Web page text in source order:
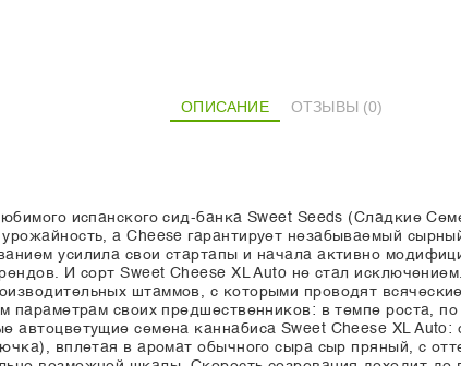
ОПИСАНИЕ ОТЗЫВЫ (0)
испанского сид-банка Sweet Seeds (Сладкие
а Cheese гарантирует незабываемый
усилила свои стартапы и начала активно
И сорт Sweet Cheese XL Auto не стал
штаммов, с которыми проводят
параметрам своих предшественников: в темпе роста,
автоцветущие семена каннабиса Sweet Cheese XL Auto:
вплетая в аромат обычного сыра сыр пряный, с